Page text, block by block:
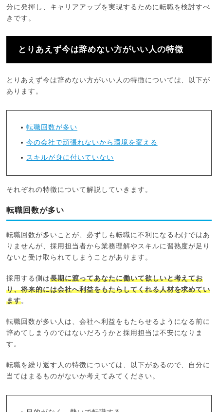
分に発揮し、キャリアアップを実現するために転職を検討すべ
きです。
とりあえず今は辞めない方がいい人の特徴
とりあえず今は辞めない方がいい人の特徴については、以下が
あります。
転職回数が多い
今の会社で頑張れないから環境を変える
スキルが身に付いていない
それぞれの特徴について解説していきます。
転職回数が多い
転職回数が多いことが、必ずしも転職に不利になるわけではあ
りませんが、採用担当者から業務理解やスキルに習熟度が足り
ないと受け取られてしまうことがあります。
採用する側は長期に渡ってあなたに働いて欲しいと考えてお
り、将来的には会社へ利益をもたらしてくれる人材を求めてい
ます。
転職回数が多い人は、会社へ利益をもたらせるようになる前に
辞めてしまうのではないだろうかと採用担当は不安になりま
す。
転職を繰り返す人の特徴については、以下があるので、自分に
当てはまるものがないか考えてみてください。